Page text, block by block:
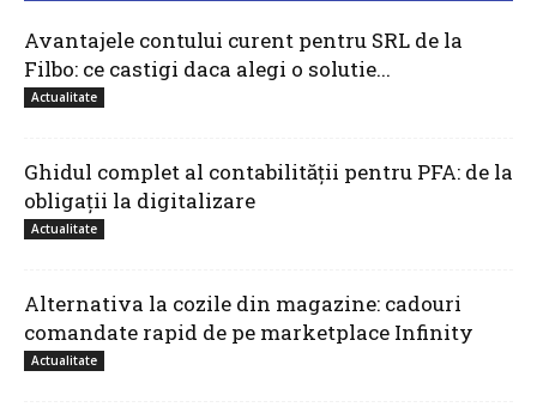
Avantajele contului curent pentru SRL de la
Filbo: ce castigi daca alegi o solutie...
Actualitate
Ghidul complet al contabilității pentru PFA: de la
obligații la digitalizare
Actualitate
Alternativa la cozile din magazine: cadouri
comandate rapid de pe marketplace Infinity
Actualitate